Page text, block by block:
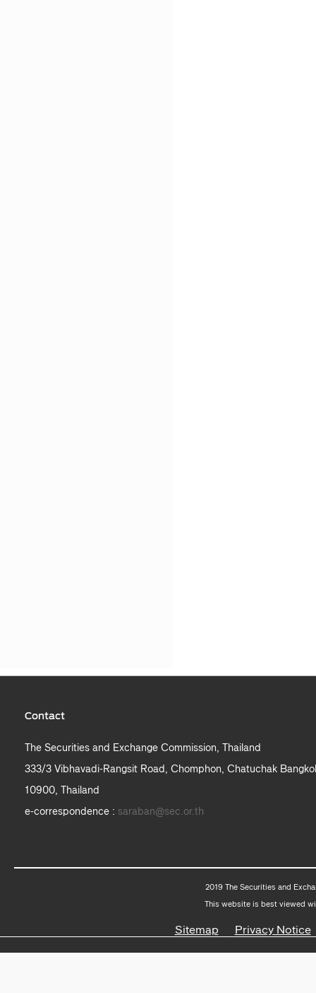
Contact
The Securities and Exchange Commission, Thailand
333/3 Vibhavadi-Rangsit Road, Chomphon, Chatuchak
10900, Thailand
e-correspondence : saraban@sec.or.th
2019 The Securities and
This website is best viewed
Sitemap Privacy Notice